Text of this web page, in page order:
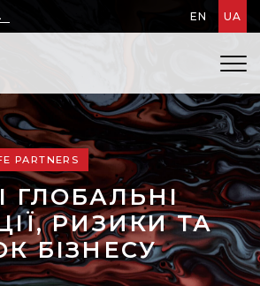
EN UA
PARTNERS
ГЛОБАЛЬНІ
РИЗИКИ ТА
БІЗНЕСУ